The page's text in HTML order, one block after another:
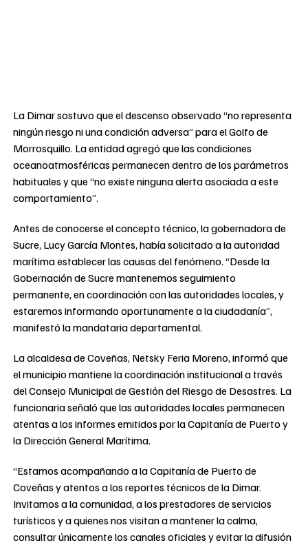
La Dimar sostuvo que el descenso observado “no representa
ningún riesgo ni una condición adversa” para el Golfo de
Morrosquillo. La entidad agregó que las condiciones
oceanoatmosféricas permanecen dentro de los parámetros
habituales y que “no existe ninguna alerta asociada a este
comportamiento”.
Antes de conocerse el concepto técnico, la gobernadora de
Sucre, Lucy García Montes, había solicitado a la autoridad
marítima establecer las causas del fenómeno. “Desde la
Gobernación de Sucre mantenemos seguimiento
permanente, en coordinación con las autoridades locales, y
estaremos informando oportunamente a la ciudadanía”,
manifestó la mandataria departamental.
La alcaldesa de Coveñas, Netsky Feria Moreno, informó que
el municipio mantiene la coordinación institucional a través
del Consejo Municipal de Gestión del Riesgo de Desastres. La
funcionaria señaló que las autoridades locales permanecen
atentas a los informes emitidos por la Capitanía de Puerto y
la Dirección General Marítima.
“Estamos acompañando a la Capitanía de Puerto de
Coveñas y atentos a los reportes técnicos de la Dimar.
Invitamos a la comunidad, a los prestadores de servicios
turísticos y a quienes nos visitan a mantener la calma,
consultar únicamente los canales oficiales y evitar la difusión